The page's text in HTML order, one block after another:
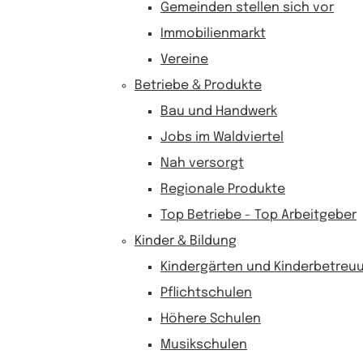
Gemeinden stellen sich vor
Immobilienmarkt
Vereine
Betriebe & Produkte
Bau und Handwerk
Jobs im Waldviertel
Nah versorgt
Regionale Produkte
Top Betriebe - Top Arbeitgeber
Kinder & Bildung
Kindergärten und
Pflichtschulen
Höhere Schulen
Musikschulen